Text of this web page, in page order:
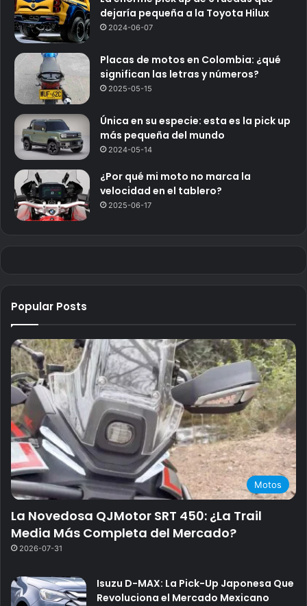
dejaría pequeña a la Toyota Hilux
2024-06-07
Placas de motos en Colombia: ¿qué
significan las letras y números?
2025-05-15
Única en su especie: esta es la pick up
más pequeña del mundo
2024-05-14
¿Por qué mi moto no marca la
velocidad en el tablero?
2025-06-17
Popular Posts
Motos
La Novedosa QJMotor SRT 450: ¿La Trail
Media Más Completa del Mercado?
2026-07-31
Isuzu D-MAX: La Pick-Up Japonesa Que
Revoluciona el Mercado Mexicano